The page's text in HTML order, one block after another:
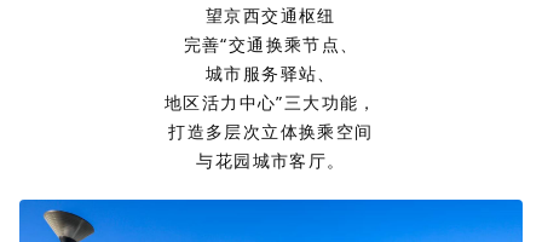
望京西交通枢纽
完善“交通换乘节点、
城市服务驿站、
地区活力中心”三大功能，
打造多层次立体换乘空间
与花园城市客厅。